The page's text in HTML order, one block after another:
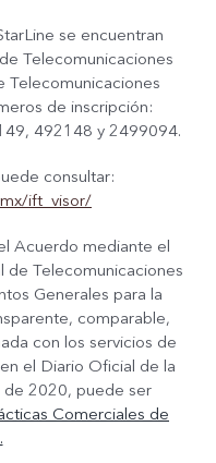
se encuentran
Telecomunicaciones
Telecomunicaciones
de inscripción:
492148 y 2499094.
consultar:
ift_visor/
Acuerdo mediante el
de Telecomunicaciones
Generales para la
comparable,
con los servicios de
el Diario Oficial de la
de 2020, puede ser
Comerciales de